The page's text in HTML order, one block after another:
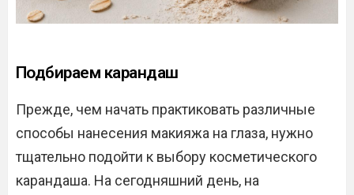
Подбираем карандаш
Прежде, чем начать практиковать различные
способы нанесения макияжа на глаза, нужно
тщательно подойти к выбору косметического
карандаша. На сегодняшний день, на